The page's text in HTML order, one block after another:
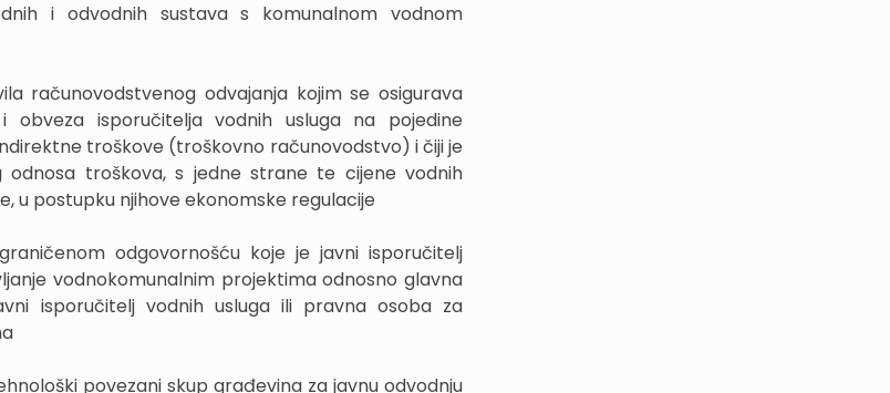
i odvodnih sustava s komunalnom vodnom
računovodstvenog odvajanja kojim se osigurava
obveza isporučitelja vodnih usluga na pojedine
troškove (troškovno računovodstvo) i čiji je
troškova, s jedne strane te cijene vodnih
u postupku njihove ekonomske regulacije
odgovornošću koje je javni isporučitelj
vodnokomunalnim projektima odnosno glavna
isporučitelj vodnih usluga ili pravna osoba za
povezani skup građevina za javnu odvodnju